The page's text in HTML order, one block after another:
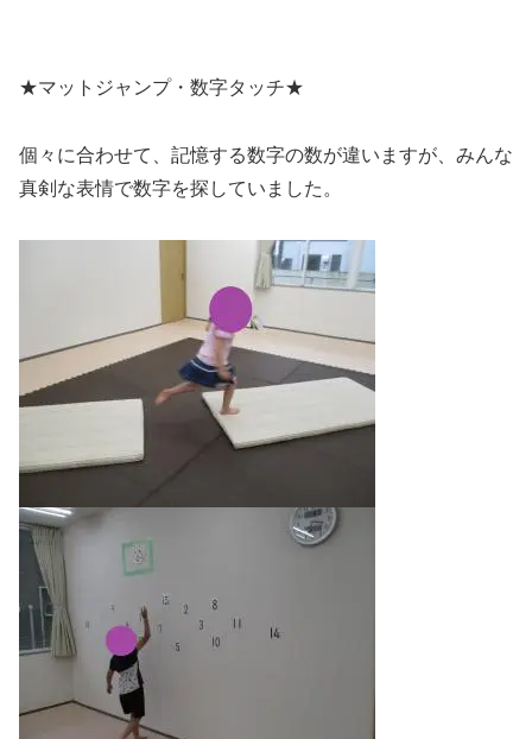
★マットジャンプ・数字タッチ★
個々に合わせて、記憶する数字の数が違いますが、みんな
真剣な表情で数字を探していました。